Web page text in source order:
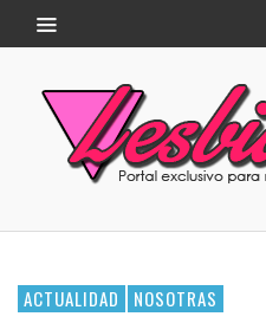
ACTUALIDAD NOSOTRAS